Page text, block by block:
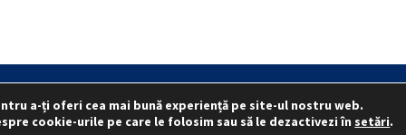
Reprezentativitate I.G.P.R. și I.P.J.-uri Politica folosirii cookie-urilor
a-ți oferi cea mai bună experiență pe site-ul nostru web.
cookie-urile pe care le folosim sau să le dezactivezi în setări.